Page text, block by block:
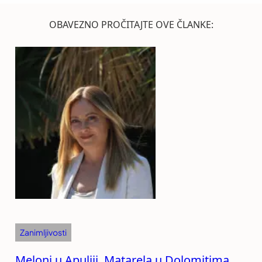
OBAVEZNO PROČITAJTE OVE ČLANKE:
Zanimljivosti